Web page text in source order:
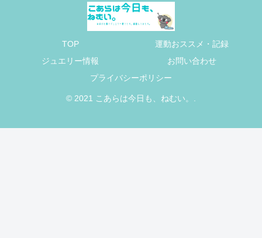
TOP
運動おススメ・記録
ジュエリー情報
お問い合わせ
プライバシーポリシー
© 2021 こあらは今日も、ねむい。.